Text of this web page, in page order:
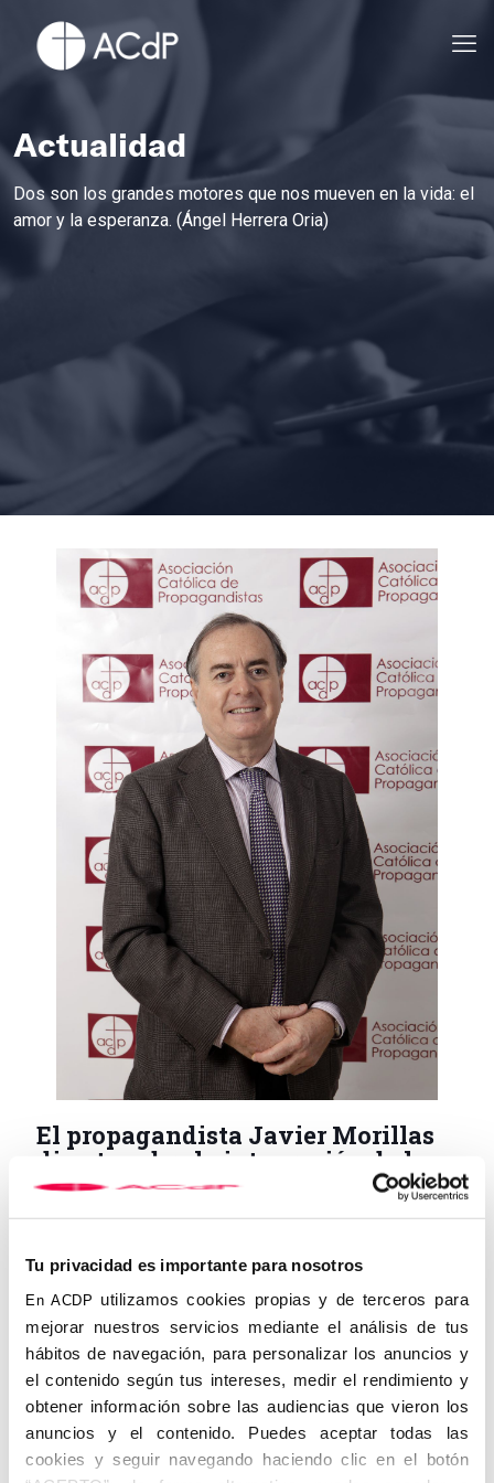
Tu privacidad es importante para nosotros
En ACDP utilizamos cookies propias y de terceros para
mejorar nuestros servicios mediante el análisis de tus
hábitos de navegación, para personalizar los anuncios y
el contenido según tus intereses, medir el rendimiento y
obtener información sobre las audiencias que vieron los
anuncios y el contenido. Puedes aceptar todas las
cookies y seguir navegando haciendo clic en el botón
Actualidad
Dos son los grandes motores que nos mueven en la vida: el
amor y la esperanza. (Ángel Herrera Oria)
El propagandista Javier Morillas
diserta sobre la integración de los
inmigrantes en la sociedad
14 de septiembre de 2020
La Asociación Católica de Propagandistas (ACdP) organizó
junto a la Asociación de Antiguos Alumnos y Antiguas Alumnas
Formación Sociopolítica.
En esta ocasión, las distintas ponencias abordan la situación
Refugiados: El joven en riesgo de exclusión”. El primer ponente
fue el catedrático de economía de la Universidad CEU San Pablo
y miembro de la ACdP, Javier Morillas Gómez, que disertó sobre
los avances y amenazas para la población inmigrante con una